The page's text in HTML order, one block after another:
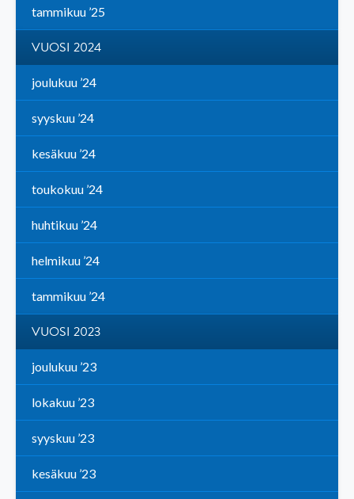
tammikuu ’25
VUOSI 2024
joulukuu ’24
syyskuu ’24
kesäkuu ’24
toukokuu ’24
huhtikuu ’24
helmikuu ’24
tammikuu ’24
VUOSI 2023
joulukuu ’23
lokakuu ’23
syyskuu ’23
kesäkuu ’23